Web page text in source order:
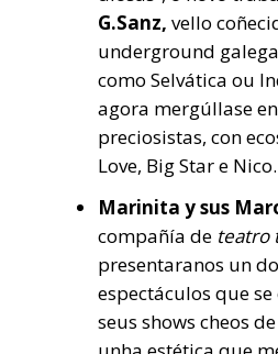
G.Sanz, vello
underground
como Selvática ou
agora mergúllase
preciosistas, con
Love, Big Star e Nico.
Marinita y sus
compañía de teatro
presentaranos un
espectáculos que
seus shows cheos